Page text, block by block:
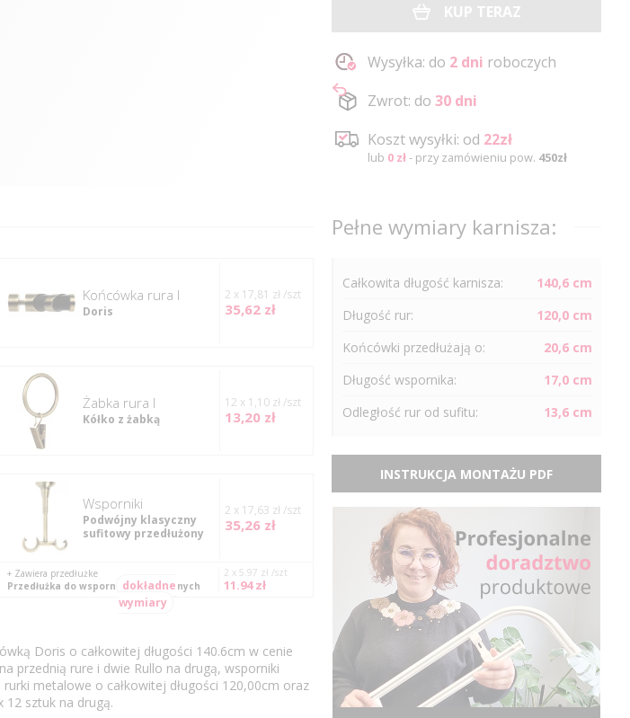
KUP TERAZ
Wysyłka: do 2 dni roboczych
Zwrot: do 30 dni
Koszt wysyłki: od 22zł
lub 0 zł- przy zamówieniu pow. 450zł
Końcówka rura I
Doris
2 x 17,81 zł /szt
35,62 zł
Żabka rura I
Kółko z żabką
12 x 1,10 zł /szt
13,20 zł
Wsporniki
Podwójny klasyczny
sufitowy przedłużony
2 x 17,63 zł /szt
35,26 zł
dokładne
wymiary
+ Zawiera przedłużke
Przedłużka do wsporników klasycznych
2 x 5.97 zł /szt
11.94 zł
Doris o całkowitej długości 140.6cm w cenie
przednią rure i dwie Rullo na drugą, wsporniki
metalowe o całkowitej długości 120,00cm oraz
12 sztuk na drugą.
Pełne wymiary karnisza:
Całkowita długość karnisza:
140,6 cm
Długość rur:
120,0 cm
Końcówki przedłużają o:
20,6 cm
Długość wspornika:
17,0 cm
Odległość rur od sufitu: 13,6 cm
INSTRUKCJA MONTAŻU PDF